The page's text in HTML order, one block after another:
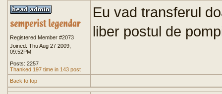
Registered Member #2073
Joined: Thu Aug 27 2009,
09:52PM
Posts: 2257
Thanked 197 time in 143 post
Eu vad transferul
liber postul de
Back to top